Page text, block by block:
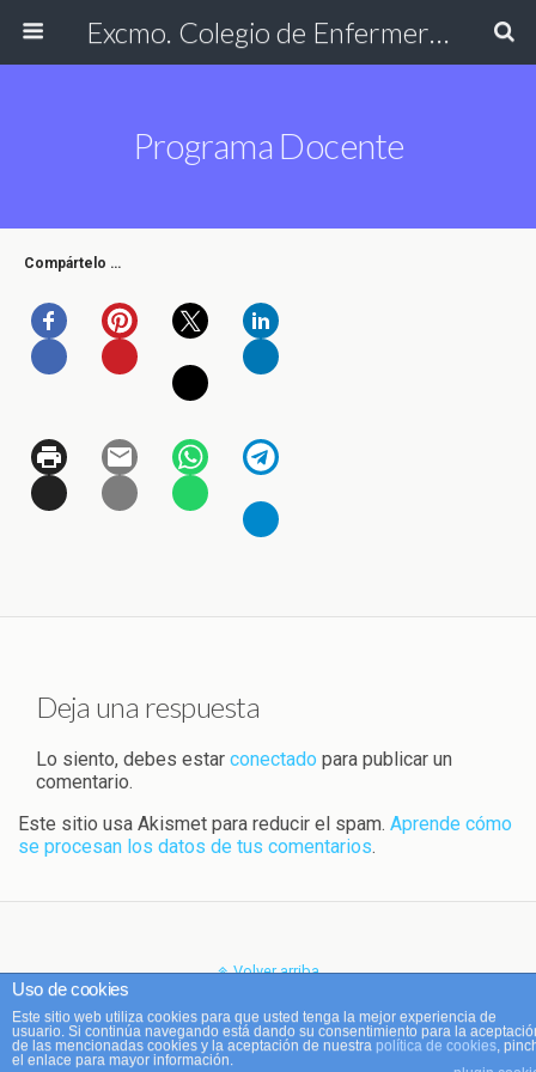
Excmo. Colegio de Enfermería de Cádiz
Programa Docente
Compártelo …
Deja una respuesta
Lo siento, debes estar conectado para publicar un
comentario.
Este sitio usa Akismet para reducir el spam. Aprende cómo
se procesan los datos de tus comentarios.
Volver arriba
Móvil Escritorio
Uso de cookies
Este sitio web utiliza cookies para que usted tenga la mejor experiencia de
usuario. Si continúa navegando está dando su consentimiento para la
de las mencionadas cookies y la aceptación de nuestra política de cookies ,
el enlace para mayor información.